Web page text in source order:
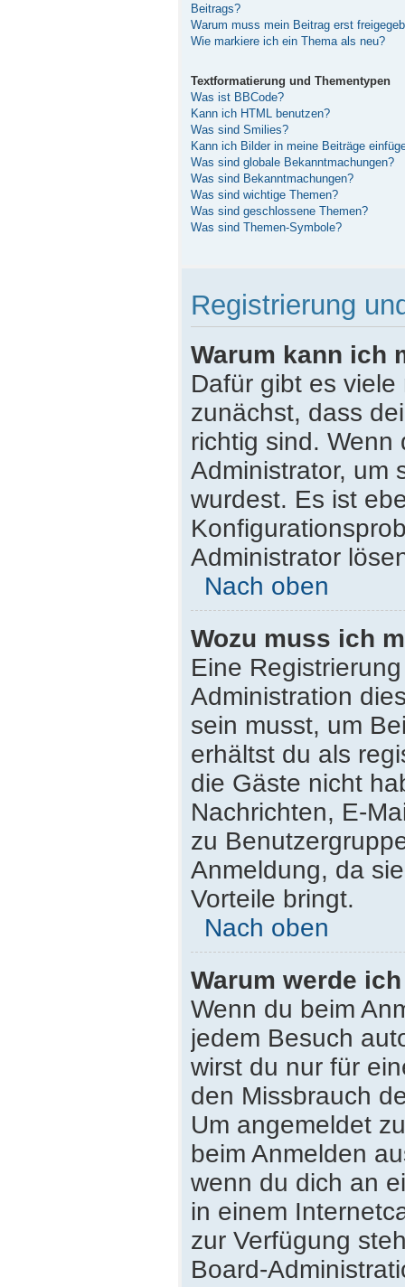
Beitrags?
Warum muss mein Beitrag erst
Wie markiere ich ein Thema als neu?
Textformatierung und Thementypen
Was ist BBCode?
Kann ich HTML benutzen?
Was sind Smilies?
Kann ich Bilder in meine Beiträge
Was sind globale Bekanntmachungen?
Was sind Bekanntmachungen?
Was sind wichtige Themen?
Was sind geschlossene Themen?
Was sind Themen-Symbole?
Registrierung
Warum kann ich
Dafür gibt es
zunächst, dass
richtig sind. Wenn
Administrator, um
wurdest. Es ist
Administrator
Nach oben
Wozu muss ich
Eine
Administration
sein musst, um
erhältst du als
die Gäste nicht
Nachrichten, E-
zu
Anmeldung, da
Vorteile bringt.
Nach oben
Warum werde
Wenn du beim
jedem Besuch
wirst du nur für
den Missbrauch
Um angemeldet
beim Anmelden
wenn du dich an
in einem
zur Verfügung
Board-